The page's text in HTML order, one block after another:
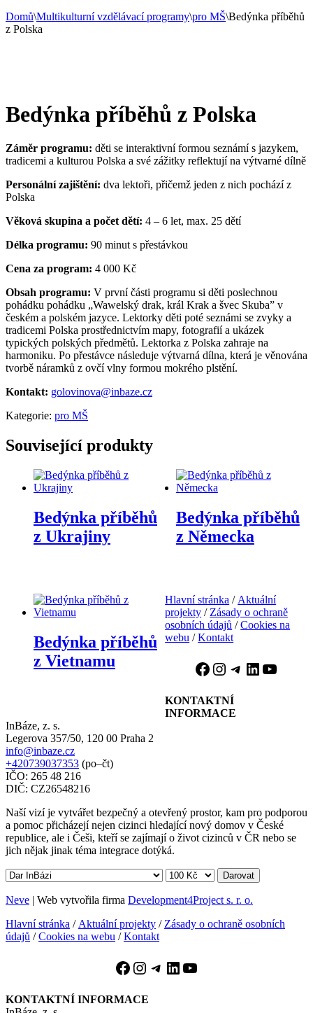
Domů\Multikulturní vzdělávací programy\pro MŠ\Bedýnka příběhů
z Polska
Bedýnka příběhů z Polska
Záměr programu: děti se interaktivní formou seznámí s jazykem,
tradicemi a kulturou Polska a své zážitky reflektují na výtvarné dílně
Personální zajištění: dva lektoři, přičemž jeden z nich pochází z
Polska
Věková skupina a počet dětí: 4 – 6 let, max. 25 dětí
Délka programu: 90 minut s přestávkou
Cena za program: 4 000 Kč
Obsah programu: V první části programu si děti poslechnou
pohádku pohádku „Wawelský drak, král Krak a švec Skuba” v
českém a polském jazyce. Lektorky děti poté seznámi se zvyky a
tradicemi Polska prostřednictvím mapy, fotografií a ukázek
typických polských předmětů. Lektorka z Polska zahraje na
harmoniku. Po přestávce následuje výtvarná dílna, která je věnována
tvorbě náramků z ovčívlny formou mokrého plstění.
Kontakt: golovinova@inbaze.cz
Kategorie: pro MŠ
Související produkty
Bedýnka příběhů
z Ukrajiny
Bedýnka příběhů
z Německa
Bedýnka příběhů
z Vietnamu
Hlavní stránka / Aktuální
projekty / Zásady o ochraně
osobních údajů /Cookies na
webu /Kontakt
Facebook
Instagram
Telegram
LinkedIn
KONTAKTNÍ
INFORMACE
InBáze, z. s.
Legerova 357/50, 120 00 Praha 2
info@inbaze.cz
+420739037353 (po–čt)
IČO: 265 48 216
DIČ: CZ26548216
Naší vizí je vytvářet bezpečný a otevřený prostor, kam pro podporou
a pomoc přicházejí nejen cizinci hledající nový domov v České
republice, ale i Češi, kteří se zajímají o život cizinců v ČR nebo se
jich nějak jinak téma integrace dotýká.
Darovat
Neve | Web vytvořila firma Development4Project s. r. o.
Hlavní stránka / Aktuální projekty / Zásady o ochraně osobních
údajů /Cookies na webu /Kontakt
Facebook
Instagram
Telegram
LinkedIn
YouTube
KONTAKTNÍ INFORMACE